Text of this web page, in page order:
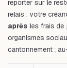
reporter sur le
relais : votre
après les frais de
organismes
cantonnement ;